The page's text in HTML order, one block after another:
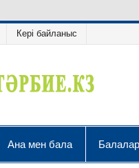
Кері байланыс
Ана мен бала Балалар